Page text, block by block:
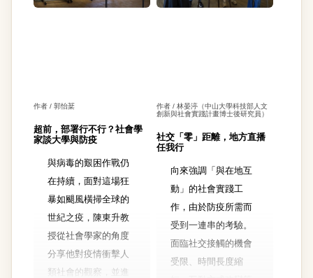
作者 / 郭怡棻
超前，部署行不行？社會學
家談大學與防疫
與病毒的艱困作戰仍
在持續，面對這場狂
暴如颶風橫掃全球的
世紀之疫，陳東升教
授從社會學家的角度
分享他對疫情衝擊人
類社會的觀察，並進
作者 / 林晏渟（中山大學科技部人文
創新與社會實踐計畫博士後研究員）
社交「零」距離，地方直播
任我行
向來強調「與在地互
動」的社會實踐工
作，由於防疫所需而
受到一連串的考驗。
面臨社交接觸的機會
受限、時間長度縮